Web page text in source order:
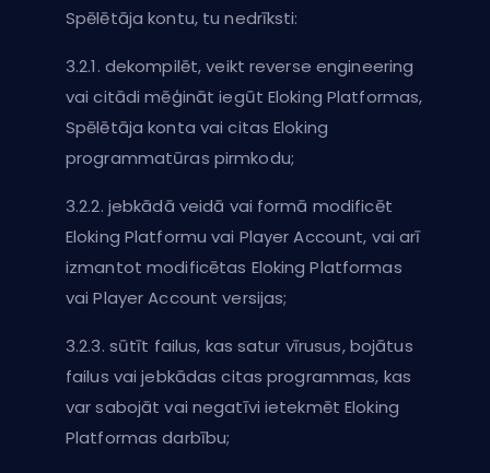
Spēlētāja kontu, tu nedrīksti:
3.2.1. dekompilēt, veikt reverse engineering
vai citādi mēģināt iegūt Eloking Platformas,
Spēlētāja konta vai citas Eloking
programmatūras pirmkodu;
3.2.2. jebkādā veidā vai formā modificēt
Eloking Platformu vai Player Account, vai arī
izmantot modificētas Eloking Platformas
vai Player Account versijas;
3.2.3. sūtīt failus, kas satur vīrusus, bojātus
failus vai jebkādas citas programmas, kas
var sabojāt vai negatīvi ietekmēt Eloking
Platformas darbību;